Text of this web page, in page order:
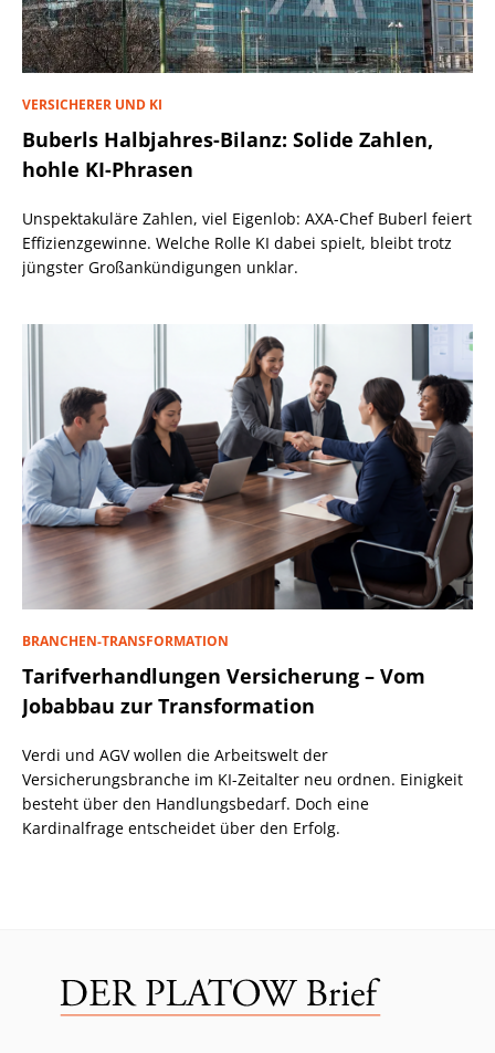
VERSICHERER UND KI
Buberls Halbjahres-Bilanz: Solide Zahlen,
hohle KI-Phrasen
Unspektakuläre Zahlen, viel Eigenlob: AXA-Chef Buberl feiert
Effizienzgewinne. Welche Rolle KI dabei spielt, bleibt trotz
jüngster Großankündigungen unklar.
BRANCHEN-TRANSFORMATION
Tarifverhandlungen Versicherung – Vom
Jobabbau zur Transformation
Verdi und AGV wollen die Arbeitswelt der
Versicherungsbranche im KI-Zeitalter neu ordnen. Einigkeit
besteht über den Handlungsbedarf. Doch eine
Kardinalfrage entscheidet über den Erfolg.